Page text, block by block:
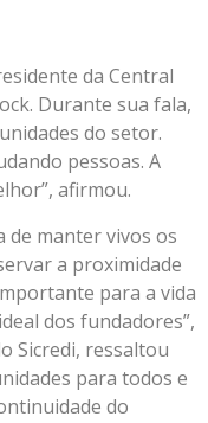
da Central
Durante sua fala,
do setor.
pessoas. A
afirmou.
de manter vivos os
a proximidade
para a vida
dos fundadores”,
Sicredi, ressaltou
para todos e
do